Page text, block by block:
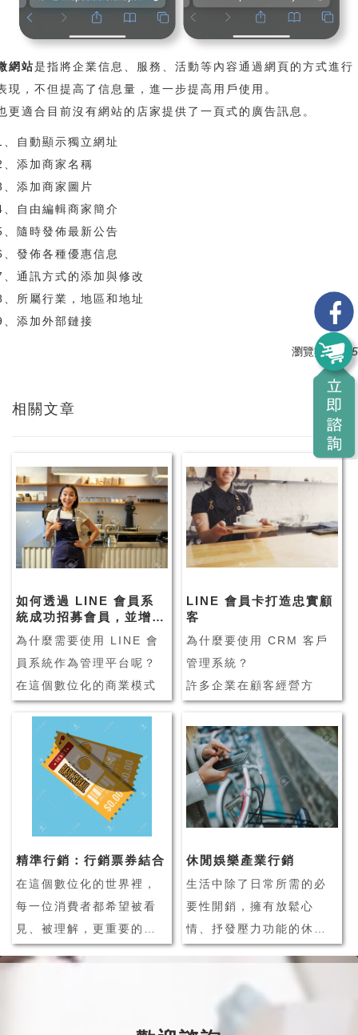
網站是指將企業信息、服務、活動等內容通過網頁的方式進行
現，不但提高了信息量，進一步提高用戶使用。
更適合目前沒有網站的店家提供了一頁式的廣告訊息。
、自動顯示獨立網址
、添加商家名稱
、添加商家圖片
、自由編輯商家簡介
、隨時發佈最新公告
、發佈各種優惠信息
、通訊方式的添加與修改
、所屬行業，地區和地址
、添加外部鏈接
瀏覽數: 1365
相關文章
如何透過 LINE 會員系
統成功招募會員，並增加
來客數？
為什麼需要使用 LINE 會
員系統作為管理平台呢？
在這個數位化的商業模式
下，業者陸續面臨許多挑
戰，像是實體店家面臨的
銷售問題、新客難找導致
客流變少、同業競爭力提
升等問題。而網路的發達
讓消費者可以更輕易的上
對於實體店...
LINE 會員卡打造忠實顧
客
為什麼要使用 CRM 客戶
管理系統？
許多企業在顧客經營方
面，會透過 CRM 客戶管
理系統輔助企業管理，並
維繫客戶之間的良好關
係。由此可見，CRM 客戶
關係管理系統在企業經營
管理上，正扮演著相當重
理...
精準行銷：行銷票券結合
在這個數位化的世界裡，
每一位消費者都希望被看
見、被理解，更重要的
是，他們希望接收到的訊
休閒娛樂產業行銷
生活中除了日常所需的必
要性開銷，擁有放鬆心
情、抒發壓力功能的休閒
娛樂活動，也逐漸成為消
隨著數位科技發展，休閒